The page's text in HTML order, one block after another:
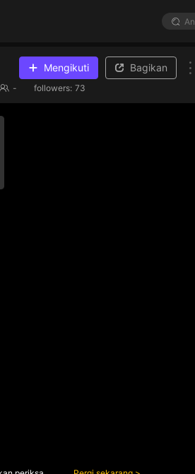
Mengikuti Bagikan
- followers: 73